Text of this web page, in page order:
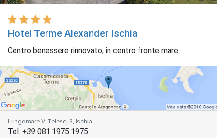
Hotel Terme Alexander Ischia
Centro benessere rinnovato, in centro fronte mare
Lungomare V. Telese, 3, Ischia
Tel. +39 081.1975.1975